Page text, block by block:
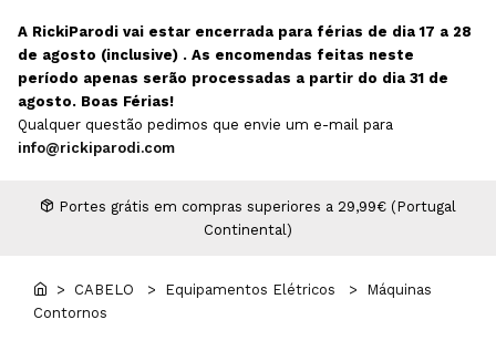
Equipamentos Elétricos
Escovas e Pente
Extensões
MAN WORLD - Espaço Homem
Professional Wear
Descartáveis Estética
Diversos Estética
Equipamentos Depilação
Maquilhagem Profissional
A RickiParodi vai estar encerrada para férias de dia 17 a 28
de agosto (inclusive) . As encomendas feitas neste
período apenas serão processadas a partir do dia 31 de
agosto. Boas Férias!
Qualquer questão pedimos que envie um e-mail para
info@rickiparodi.com
Portes grátis em compras superiores a 29,99€ (Portugal
Continental)
> CABELO > Equipamentos Elétricos
> Máquinas
Contornos